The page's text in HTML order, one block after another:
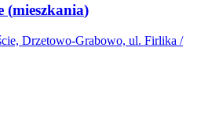
(mieszkania)
Drzetowo-Grabowo, ul. Firlika /